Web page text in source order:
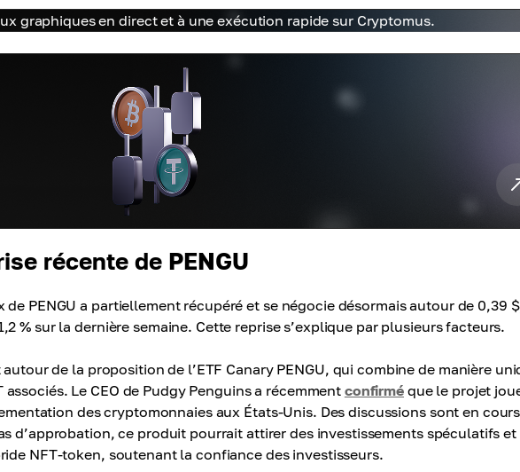
graphiques en direct et à une exécution rapide sur Cryptomus.
récente de PENGU
PENGU a partiellement récupéré et se négocie désormais autour de 0,39
% sur la dernière semaine. Cette reprise s’explique par plusieurs facteurs.
de la proposition de l’ETF Canary PENGU, qui combine de manière
Le CEO de Pudgy Penguins a récemment confirméque le projet
des cryptomonnaies aux États-Unis. Des discussions sont en cours
d’approbation, ce produit pourrait attirer des investissements spéculatifs et
NFT-token, soutenant la confiance des investisseurs.